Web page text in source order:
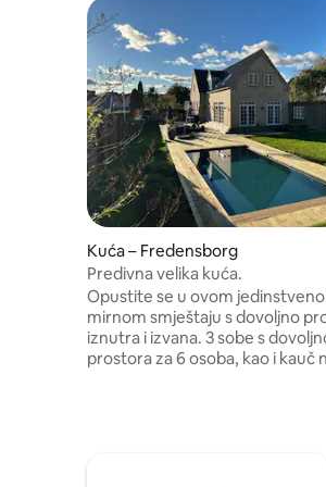
Kuća – Fredensborg
Predivna velika kuća.
Opustite se u ovom
mirnom smještaju s dovoljno
iznutra i izvana. 3 sobe s
prostora za 6 osoba, kao i kauč